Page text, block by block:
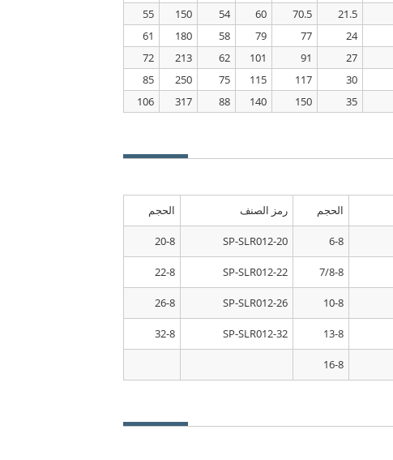
21.5
70.5
60
54
150
55
24
77
79
58
180
61
27
91
101
62
213
72
30
117
115
75
250
85
35
150
140
88
317
106
الحجم رمز الصنف الحجم
6-8
SP-SLR012-20
20-8
7/8-8
SP-SLR012-22
22-8
10-8
SP-SLR012-26
26-8
13-8
SP-SLR012-32
32-8
16-8